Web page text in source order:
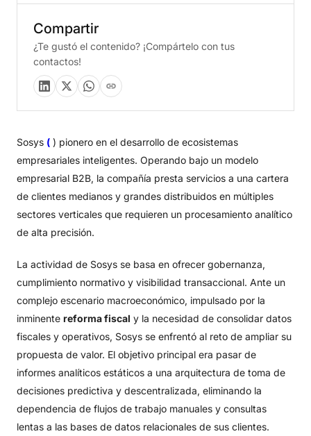
Sosys ( ) pionero en el desarrollo de ecosistemas
empresariales inteligentes. Operando bajo un modelo
empresarial B2B, la compañía presta servicios a una cartera
de clientes medianos y grandes distribuidos en múltiples
sectores verticales que requieren un procesamiento analítico
de alta precisión.
La actividad de Sosys se basa en ofrecer gobernanza,
cumplimiento normativo y visibilidad transaccional. Ante un
complejo escenario macroeconómico, impulsado por la
inminente reforma fiscal y la necesidad de consolidar datos
fiscales y operativos, Sosys se enfrentó al reto de ampliar su
propuesta de valor. El objetivo principal era pasar de
informes analíticos estáticos a una arquitectura de toma de
decisiones predictiva y descentralizada, eliminando la
dependencia de flujos de trabajo manuales y consultas
lentas a las bases de datos relacionales de sus clientes.
Compartir
¿Te gustó el contenido? ¡Compártelo con tus
contactos!